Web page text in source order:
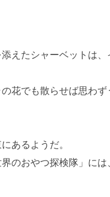
えたシャーベットは、
花でも散らせば思わず
あるようだ。
のおやつ探検隊」には